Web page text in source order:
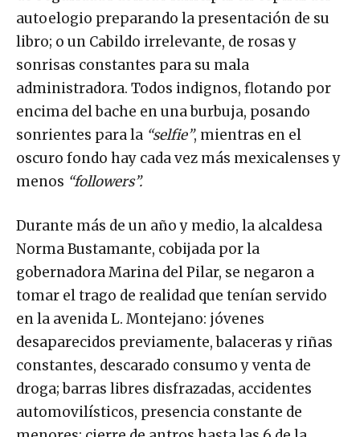
autoelogio preparando la presentación de su
libro; o un Cabildo irrelevante, de rosas y
sonrisas constantes para su mala
administradora. Todos indignos, flotando por
encima del bache en una burbuja, posando
sonrientes para la
“selfie”, mientras en el
oscuro fondo hay cada vez más mexicalenses y
“followers”.
Durante más de un año y medio, la alcaldesa
Norma Bustamante, cobijada por la
gobernadora Marina del Pilar, se negaron a
tomar el trago de realidad que tenían servido
en la avenida L. Montejano: jóvenes
desaparecidos previamente, balaceras y riñas
constantes, descarado consumo y venta de
droga; barras libres disfrazadas, accidentes
automovilísticos, presencia constante de
menores; cierre de antros hasta las 6 de la